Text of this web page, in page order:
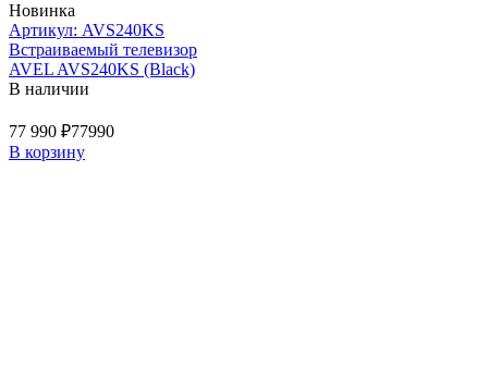
Новинка
Артикул: AVS240KS
Встраиваемый телевизор
AVEL AVS240KS (Black)
В наличии
77 990 ₽77990
В корзину